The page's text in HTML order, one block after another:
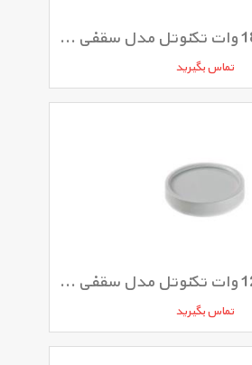
پنل ال ای دی 18 وات تکنوتل مدل سقفی روکار
تماس بگیرید
پنل ال ای دی 12 وات تکنوتل مدل سقفی روکار
تماس بگیرید